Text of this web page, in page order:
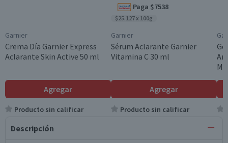
Garnier
Crema Día Garnier Express
Aclarante Skin Active 50 ml
Agregar
Producto sin calificar
Paga $7538
$25.127 x 100g
Garnier
Sérum Aclarante Garnier
Vitamina C 30 ml
Agregar
Producto sin calificar
Descripción